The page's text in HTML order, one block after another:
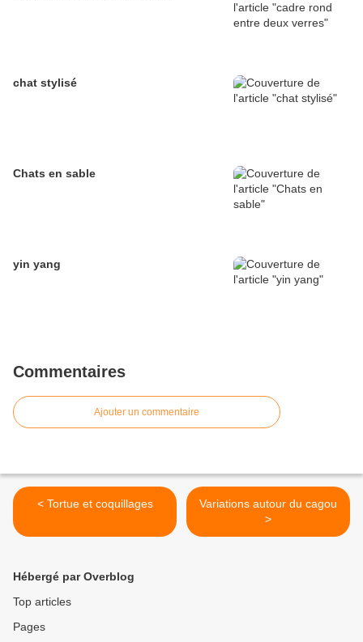
chat stylisé
Chats en sable
yin yang
Commentaires
Ajouter un commentaire
< Tortue et coquillages
Variations autour du cagou
>
Hébergé par Overblog
Top articles
Pages